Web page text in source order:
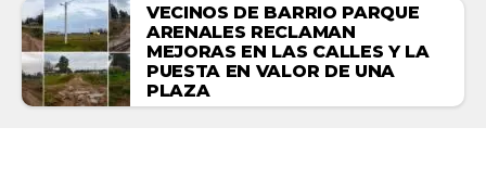
VECINOS DE BARRIO PARQUE
ARENALES RECLAMAN
MEJORAS EN LAS CALLES Y LA
PUESTA EN VALOR DE UNA
PLAZA